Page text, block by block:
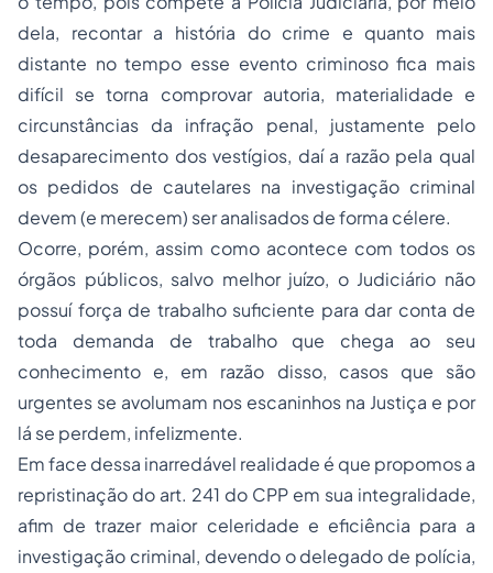
dela, recontar a história do crime e quanto mais
distante no tempo esse evento criminoso fica mais
difícil se torna comprovar autoria, materialidade e
circunstâncias da infração penal, justamente pelo
desaparecimento dos vestígios, daí a razão pela qual
os pedidos de cautelares na investigação criminal
devem (e merecem) ser analisados de forma célere.
Ocorre, porém, assim como acontece com todos os
órgãos públicos, salvo melhor juízo, o Judiciário não
possuí força de trabalho suficiente para dar conta de
toda demanda de trabalho que chega ao seu
conhecimento e, em razão disso, casos que são
urgentes se avolumam nos escaninhos na Justiça e por
lá se perdem, infelizmente.
Em face dessa inarredável realidade é que propomos a
repristinação do art. 241 do CPP em sua integralidade,
afim de trazer maior celeridade e eficiência para a
investigação criminal, devendo o delegado de polícia,